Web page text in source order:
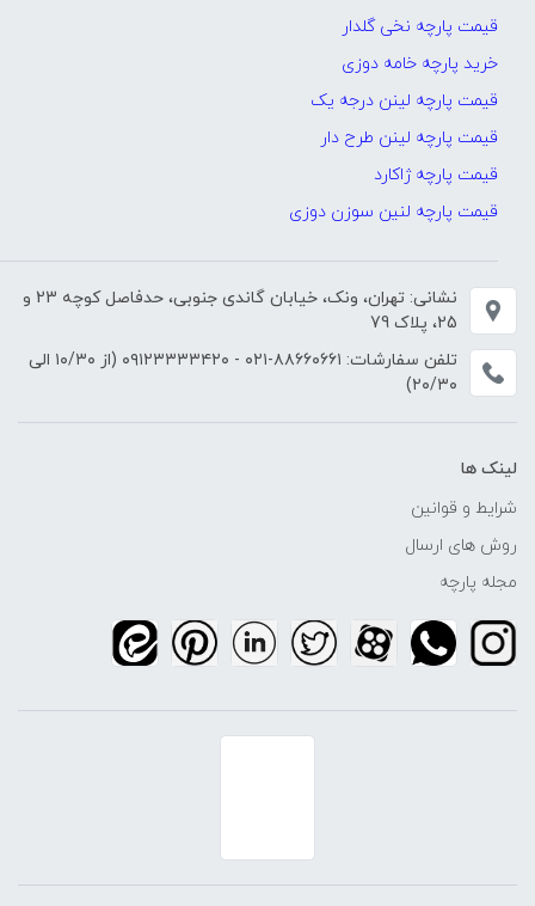
قیمت پارچه نخی گلدار
خرید پارچه خامه دوزی
قیمت پارچه لینن درجه یک
قیمت پارچه لینن طرح دار
قیمت پارچه ژاکارد
قیمت پارچه لنین سوزن دوزی
نشانی: تهران، ونک، خیابان گاندی جنوبی، حدفاصل کوچه 23 و
25، پلاک 79
تلفن سفارشات: ۸۸۶۶۰۶۶۱-۰۲۱ - ۰۹۱۲۳۳۳۳۴۲۰
(از ۱۰/۳۰ الی
۲۰/۳۰)
لینک ها
شرایط و قوانین
روش های ارسال
مجله پارچه